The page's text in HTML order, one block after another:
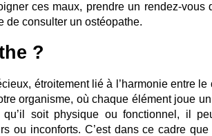
ces maux, prendre un rendez-vous
de consulter un ostéopathe.
?
étroitement lié à l’harmonie entre le
organisme, où chaque élément joue
qu’il soit physique ou fonctionnel, il
ou inconforts. C’est dans ce cadre